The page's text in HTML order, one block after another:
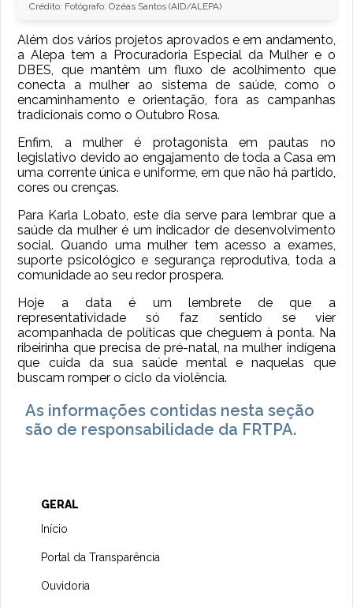
Crédito: Fotógrafo: Ozéas Santos (AID/ALEPA)
Além dos vários projetos aprovados e em andamento,
a Alepa tem a Procuradoria Especial da Mulher e o
DBES, que mantêm um fluxo de acolhimento que
conecta a mulher ao sistema de saúde, como o
encaminhamento e orientação, fora as campanhas
tradicionais como o Outubro Rosa.
Enfim, a mulher é protagonista em pautas no
legislativo devido ao engajamento de toda a Casa em
uma corrente única e uniforme, em que não há partido,
cores ou crenças.
Para Karla Lobato, este dia serve para lembrar que a
saúde da mulher é um indicador de desenvolvimento
social. Quando uma mulher tem acesso a exames,
suporte psicológico e segurança reprodutiva, toda a
comunidade ao seu redor prospera.
Hoje a data é um lembrete de que a
representatividade só faz sentido se vier
acompanhada de políticas que cheguem à ponta. Na
ribeirinha que precisa de pré-natal, na mulher indígena
que cuida da sua saúde mental e naquelas que
buscam romper o ciclo da violência.
As informações contidas nesta seção
são de responsabilidade da FRTPA.
GERAL
Início
Portal da Transparência
Ouvidoria